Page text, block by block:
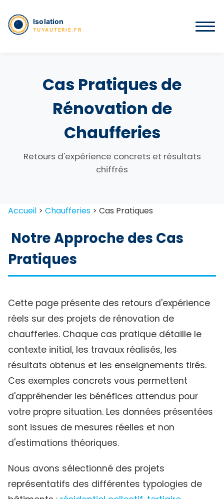
Cas Pratiques de
Rénovation de
Chaufferies
Retours d'expérience concrets et résultats
chiffrés
Accueil > Chaufferies > Cas Pratiques
Notre Approche des Cas
Pratiques
Cette page présente des retours d'expérience
réels sur des projets de rénovation de
chaufferies. Chaque cas pratique détaille le
contexte initial, les travaux réalisés, les
résultats obtenus et les enseignements tirés.
Ces exemples concrets vous permettent
d'appréhender les bénéfices attendus pour
votre propre situation. Les données présentées
sont issues de mesures réelles et non
d'estimations théoriques.
Nous avons sélectionné des projets
représentatifs des différentes typologies de